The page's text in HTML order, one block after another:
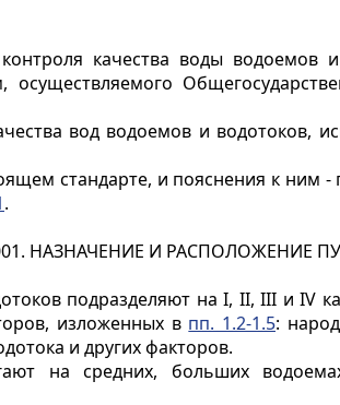
качества воды
осуществляемого
вод водоемов и водотоков,
стандарте, и пояснения к ним -
.
НАЗНАЧЕНИЕ И РАСПОЛОЖЕНИЕ
подразделяют на I, II, III и IV
изложенных в пп. 1.2-1.5:
и других факторов.
на средних, больших